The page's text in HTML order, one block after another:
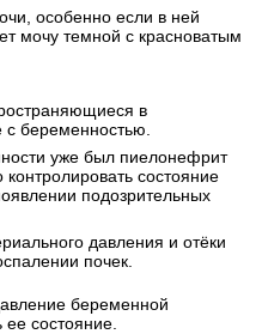
особенно если в ней
мочу темной с красноватым
в
беременностью.
уже был пиелонефрит
состояние
подозрительных
давления и отёки
почек.
беременной
состояние.